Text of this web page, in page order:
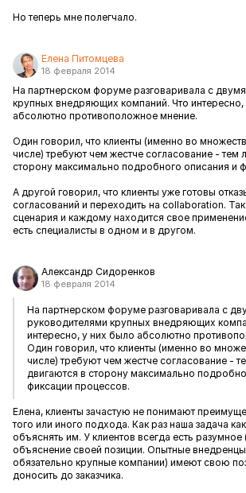
Но теперь мне полегчало.
Елена Питомцева
18 февраля 2014
На партнерском форуме разговаривала с
крупных внедряющих компаний. Что
абсолютно противоположное мнение.
Один говорил, что клиенты (именно во
числе) требуют чем жестче согласование - тем
сторону максимально подробного описания и
А другой говорил, что клиенты уже готовы
согласований и переходить на collaboration. Так
сценария и каждому находится свое
есть специалисты в одном и в другом.
Александр Сидоренков
18 февраля 2014
На партнерском форуме разговаривала с
руководителями крупных внедряющих
интересно, у них было абсолютно
Один говорил, что клиенты (именно во
числе) требуют чем жестче согласование -
двигаются в сторону максимально
фиксации процессов.
Елена, клиенты зачастую не понимают
того или иного подхода. Как раз наша задача
объяснять им. У клиентов всегда есть разумное
объяснение своей позиции. Опытные внедренцы
обязательно крупные компании) имеют свою
доносить до заказчика.